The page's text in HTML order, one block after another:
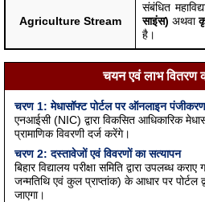
Agriculture Stream
संबंधित
साइंस) अथवा
है।
चयन एवं लाभ वितरण
चरण 1: मेधासॉफ्ट पोर्टल पर ऑनलाइन पंजीकरण
एनआईसी (NIC) द्वारा विकसित आधिकारिक
प्रामाणिक विवरणी दर्ज करेंगे।
चरण 2: दस्तावेजों एवं विवरणों का सत्यापन
बिहार विद्यालय परीक्षा समिति द्वारा उपलब्ध
जन्मतिथि एवं कुल प्राप्तांक) के आधार पर पोर्टल
जाएगा।